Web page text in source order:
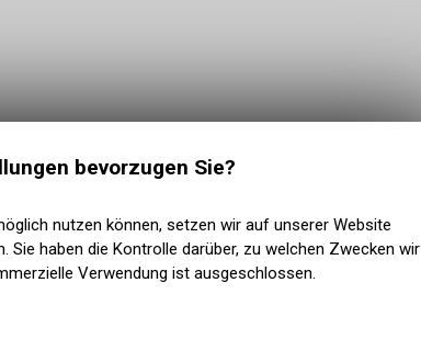
bevorzugen Sie?
nutzen können, setzen wir auf unserer Website
Sie haben die Kontrolle darüber, zu welchen Zwecken wir
Verwendung ist ausgeschlossen.